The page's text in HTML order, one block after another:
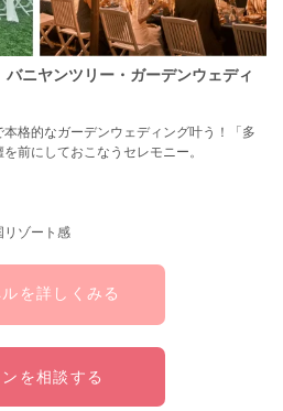
ニヤンツリー・ガーデンウェディ
格的なガーデンウェディング叶う！「多
前にしておこなうセレモニー。
リゾート感
を詳しくみる
を相談する